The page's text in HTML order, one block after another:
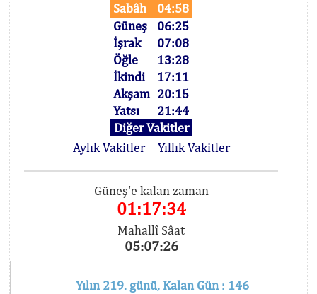
Sabâh
04:58
Güneş
06:25
İşrak
07:08
Öğle
13:28
İkindi
17:11
Akşam 20:15
Yatsı
21:44
Diğer Vakitler
Aylık Vakitler
Yıllık Vakitler
Güneş'e kalan zaman
01:17:34
Mahallî Sâat
05:07:26
Yılın 219. günü, Kalan Gün : 146